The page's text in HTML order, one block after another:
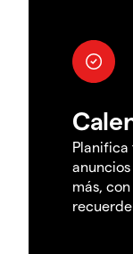
Planifica
más,